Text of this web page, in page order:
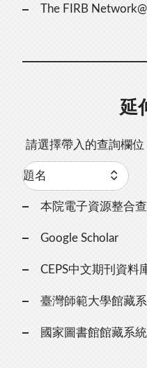
The FIRB
延
請選擇帶入的查詢欄位
本院電子資源整合
Google Scholar
CEPS中文期刊資料
臺灣師範大學館藏
國家圖書館館藏系統